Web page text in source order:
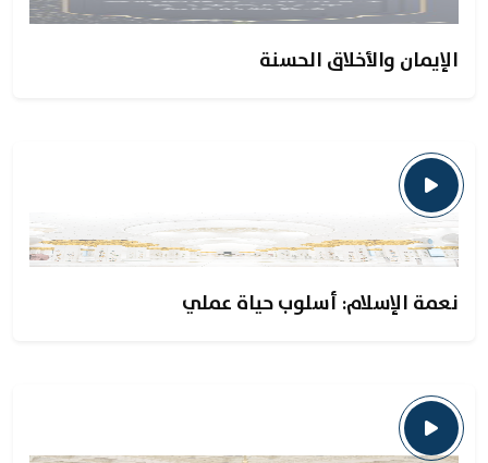
الإيمان والأخلاق الحسنة
نعمة الإسلام: أسلوب حياة عملي